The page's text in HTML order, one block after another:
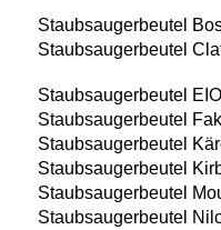
Staubsaugerbeutel
Staubsaugerbeutel
Staubsaugerbeutel
Staubsaugerbeutel
Staubsaugerbeutel
Staubsaugerbeutel
Staubsaugerbeutel
Staubsaugerbeutel